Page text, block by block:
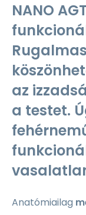
NANO
az
a testet.
Anatómiailag